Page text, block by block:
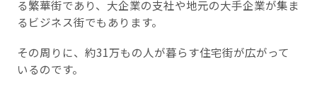
る繁華街であり、大企業の支社や地元の大手企業が集ま
るビジネス街でもあります。
その周りに、約31万もの人が暮らす住宅街が広がって
いるのです。